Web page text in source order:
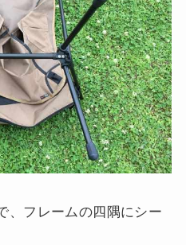
、フレームの四隅にシー